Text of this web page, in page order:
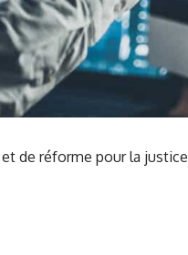
et de réforme pour la justice